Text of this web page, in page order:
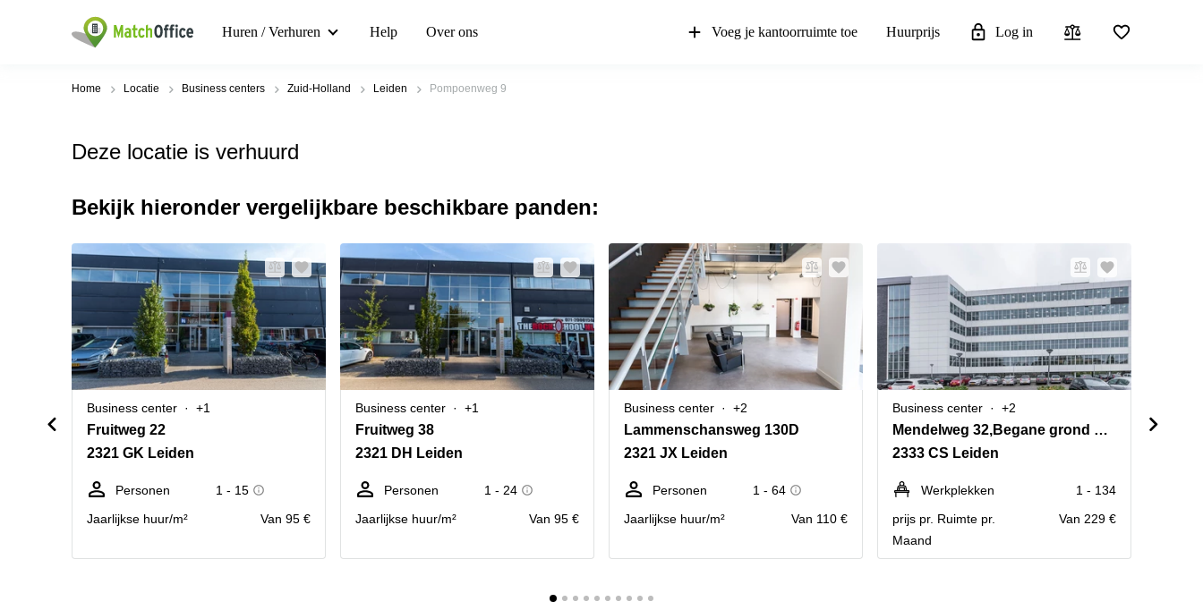
Huren / Verhuren Help Over ons Voeg je kantoorruimte toe Huurprijs Log in
Home Locatie Business centers Zuid-Holland Leiden Pompoenweg 9
Deze locatie is verhuurd
Bekijk hieronder vergelijkbare beschikbare panden:
Business center +1
Fruitweg 22
2321 GK Leiden
Personen
1 - 15
Jaarlijkse huur/m²
Van 95 €
Business center +1
Fruitweg 38
2321 DH Leiden
Personen
1 - 24
Jaarlijkse huur/m²
Van 95 €
Business center +2
Lammenschansweg 130D
2321 JX Leiden
Personen
1 - 64
Jaarlijkse huur/m²
Van 110 €
Business center +2
Mendelweg 32,Begane grond naar 2e verdieping
2333 CS Leiden
Werkplekken
1 - 134
prijs pr. Ruimte pr.
Maand
Van 229 €